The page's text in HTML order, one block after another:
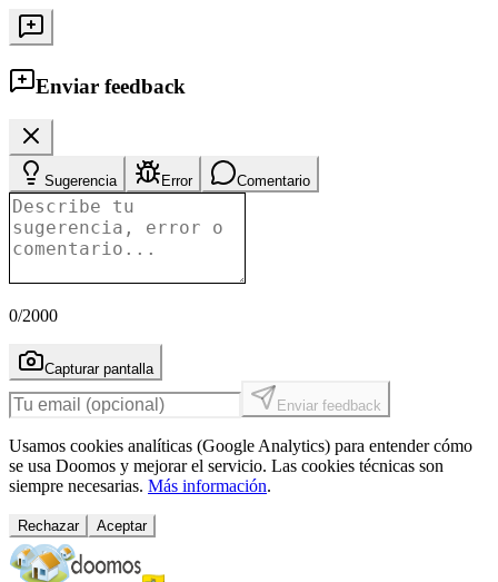
Enviar feedback
Sugerencia Error Comentario
0/2000
Capturar pantalla
Enviar feedback
Usamos cookies analíticas (Google Analytics) para entender cómo
se usa Doomos y mejorar el servicio. Las cookies técnicas son
siempre necesarias. Más información.
Rechazar Aceptar